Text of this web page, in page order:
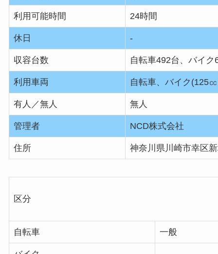
利用可能時間 24時間
休日 ‐
収容台数 自転車492台、バイク
利用車両 自転車、バイク(125
有人／無人 無人
管理者 NCD株式会社
住所 神奈川県川崎市幸区
区分
自転車 一般